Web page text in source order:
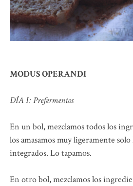
MODUS OPERANDI
DÍA I: Prefermentos
En un bol, mezclamos todos los
los amasamos muy ligeramente
integrados. Lo tapamos.
En otro bol, mezclamos los